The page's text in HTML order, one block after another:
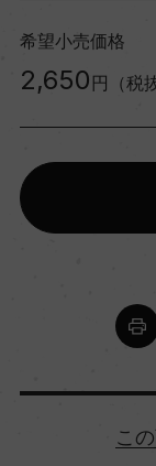
希望小売価格
2,650 円（税